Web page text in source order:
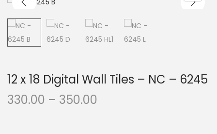
12 x 18 Digital Wall Tiles – NC – 6245
330.00 – 350.00